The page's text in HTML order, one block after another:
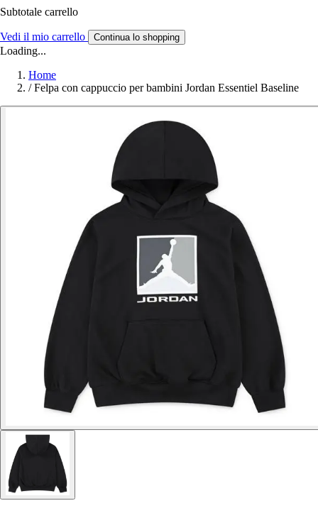
Subtotale carrello
Vedi il mio carrello Continua lo shopping
Loading...
Home
/ Felpa con cappuccio per bambini Jordan Essentiel Baseline